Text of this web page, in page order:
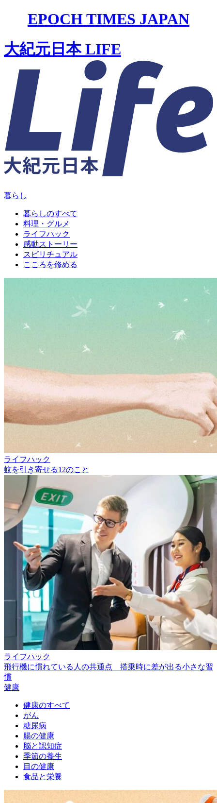
EPOCH TIMES JAPAN
大紀元日本 LIFE
暮らし
暮らしのすべて
料理・グルメ
ライフハック
感動ストーリー
スピリチュアル
こころを修める
ライフハック
蚊を引き寄せる12のこと
ライフハック
飛行機に慣れている人の共通点 搭乗時に差が出る小さな習
慣
健康
健康のすべて
がん
糖尿病
腸の健康
脳と認知症
季節の養生
目の健康
食品と栄養